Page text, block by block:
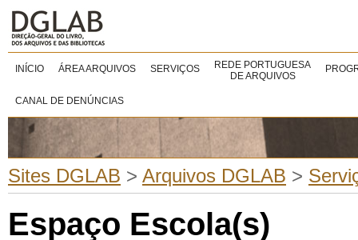
INÍCIO ÁREA ARQUIVOS SERVIÇOS
REDE PORTUGUESA
DE ARQUIVOS
CANAL DE DENÚNCIAS
Sites DGLAB > Arquivos DGLAB >
Espaço Escola(s)